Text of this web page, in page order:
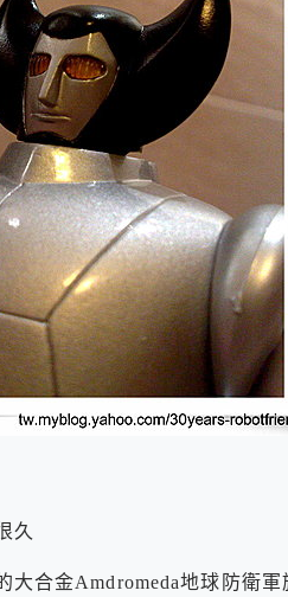
久
大合金Amdromeda地球防衛軍